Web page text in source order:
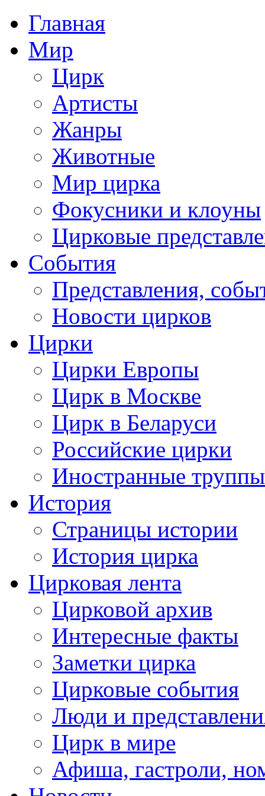
Главная
Мир
Цирк
Артисты
Жанры
Животные
Мир цирка
Фокусники и клоуны
Цирковые
События
Представления,
Новости цирков
Цирки
Цирки Европы
Цирк в Москве
Цирк в Беларуси
Российские цирки
Иностранные труппы
История
Страницы истории
История цирка
Цирковая лента
Цирковой архив
Интересные факты
Заметки цирка
Цирковые события
Люди и
Цирк в мире
Афиша, гастроли,